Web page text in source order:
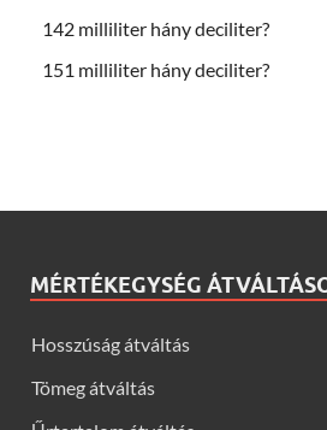
142 milliliter hány deciliter?
151 milliliter hány deciliter?
MÉRTÉKEGYSÉG
Hosszúság átváltás
Tömeg átváltás